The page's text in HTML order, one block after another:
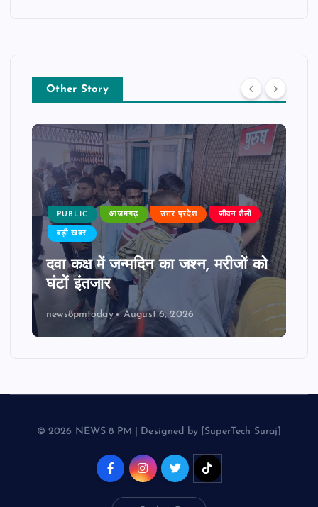
Other Story
PUBLIC आजमगढ़ उत्तर प्रदेश जीवन शैली
बड़ी खबर
दवा कक्ष में जन्मदिन का जश्न, मरीजों को
घंटों इंतजार
news8pmtoday August 6, 2026
© 2026 NEWS 8 PM | Designed by [SuperTech Suraj]